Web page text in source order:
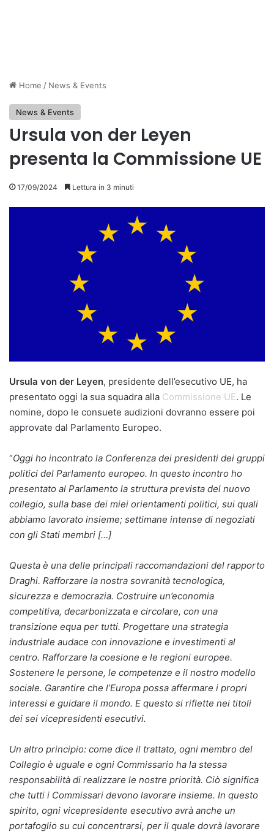
Home / News & Events
News & Events
Ursula von der Leyen
presenta la Commissione UE
17/09/2024 Lettura in 3 minuti
Ursula von der Leyen, presidente dell’esecutivo UE, ha
presentato oggi la sua squadra alla Commissione UE. Le
nomine, dopo le consuete audizioni dovranno essere poi
approvate dal Parlamento Europeo.
“Oggi ho incontrato la Conferenza dei presidenti dei gruppi
politici del Parlamento europeo. In questo incontro ho
presentato al Parlamento la struttura prevista del nuovo
collegio, sulla base dei miei orientamenti politici, sui quali
abbiamo lavorato insieme; settimane intense di negoziati
con gli Stati membri […]
Questa è una delle principali raccomandazioni del rapporto
Draghi. Rafforzare la nostra sovranità tecnologica,
sicurezza e democrazia. Costruire un’economia
competitiva, decarbonizzata e circolare, con una
transizione equa per tutti. Progettare una strategia
industriale audace con innovazione e investimenti al
centro. Rafforzare la coesione e le regioni europee.
Sostenere le persone, le competenze e il nostro modello
sociale. Garantire che l’Europa possa affermare i propri
interessi e guidare il mondo. E questo si riflette nei titoli
dei sei vicepresidenti esecutivi.
Un altro principio: come dice il trattato, ogni membro del
Collegio è uguale e ogni Commissario ha la stessa
responsabilità di realizzare le nostre priorità. Ciò significa
che tutti i Commissari devono lavorare insieme. In questo
spirito, ogni vicepresidente esecutivo avrà anche un
portafoglio su cui concentrarsi, per il quale dovrà lavorare